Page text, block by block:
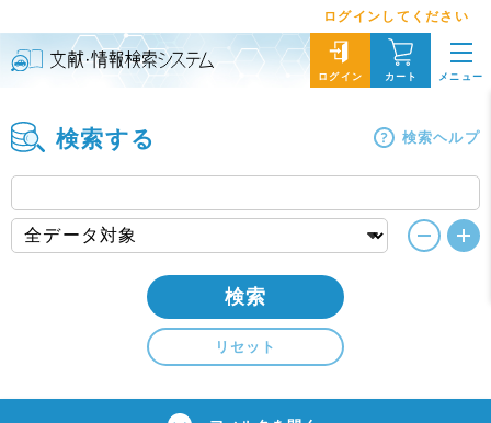
ログインしてください
ログイン カート メニュー
検索する 検索ヘルプ
検索
リセット